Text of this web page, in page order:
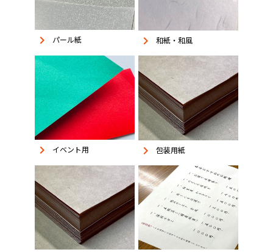
keyboard_arrow_right パール紙 keyboard_arrow_right 和紙・和風
keyboard_arrow_right イベント用 keyboard_arrow_right 包装用紙